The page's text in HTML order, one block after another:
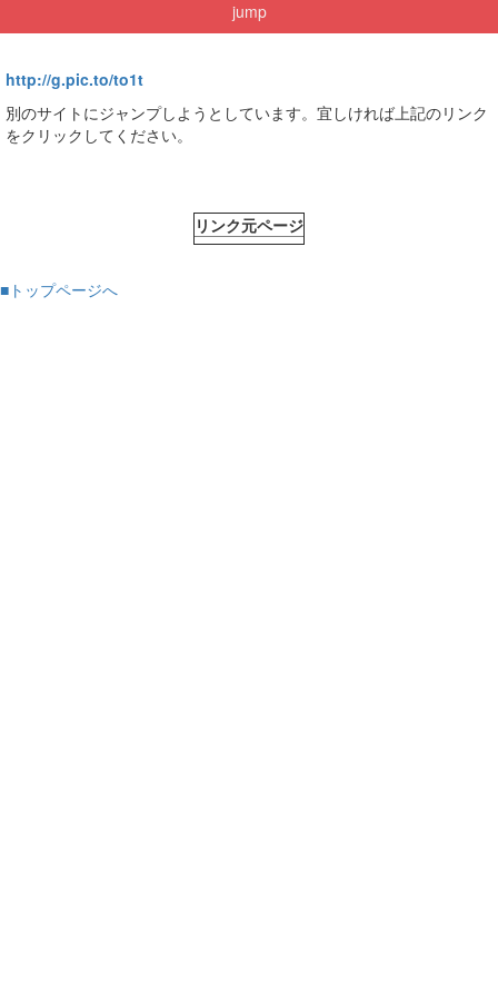
jump
http://g.pic.to/to1t
別のサイトにジャンプしようとしています。宜しければ上記のリンク
をクリックしてください。
リンク元ページ
■トップページへ